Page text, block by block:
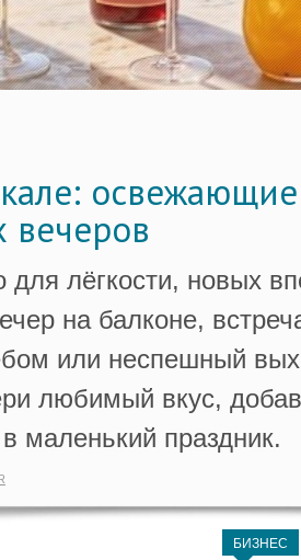
вечеров
для лёгкости, новых
на балконе,
или неспешный
любимый вкус,
маленький праздник.
БИЗНЕС